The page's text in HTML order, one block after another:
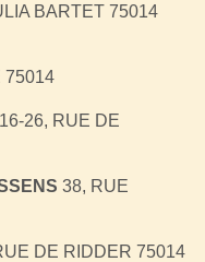
BARTET 75014
75014
16-26, RUE DE
38, RUE
DE RIDDER 75014